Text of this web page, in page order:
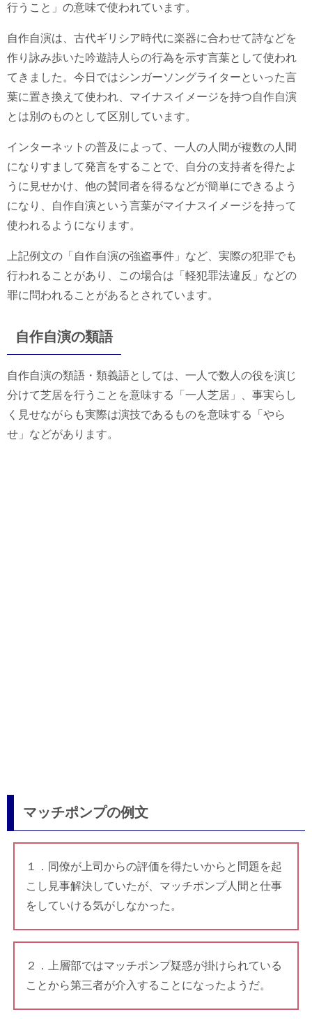
行うこと」の意味で使われています。
自作自演は、古代ギリシア時代に楽器に合わせて詩などを
作り詠み歩いた吟遊詩人らの行為を示す言葉として使われ
てきました。今日ではシンガーソングライターといった言
葉に置き換えて使われ、マイナスイメージを持つ自作自演
とは別のものとして区別しています。
インターネットの普及によって、一人の人間が複数の人間
になりすまして発言をすることで、自分の支持者を得たよ
うに見せかけ、他の賛同者を得るなどが簡単にできるよう
になり、自作自演という言葉がマイナスイメージを持って
使われるようになります。
上記例文の「自作自演の強盗事件」など、実際の犯罪でも
行われることがあり、この場合は「軽犯罪法違反」などの
罪に問われることがあるとされています。
自作自演の類語
自作自演の類語・類義語としては、一人で数人の役を演じ
分けて芝居を行うことを意味する「一人芝居」、事実らし
く見せながらも実際は演技であるものを意味する「やら
せ」などがあります。
マッチポンプの例文
１．同僚が上司からの評価を得たいからと問題を起
こし見事解決していたが、マッチポンプ人間と仕事
をしていける気がしなかった。
２．上層部ではマッチポンプ疑惑が掛けられている
ことから第三者が介入することになったようだ。